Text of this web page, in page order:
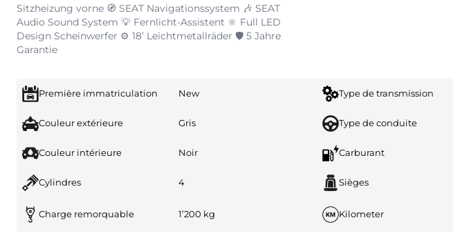
Sitzheizung vorne 🧭 SEAT Navigationssystem 🎶 SEAT
Audio Sound System 💡 Fernlicht-Assistent 🔆 Full LED
Design Scheinwerfer ⚙️ 18’ Leichtmetallräder 🛡️ 5 Jahre
Garantie
Première immatriculation New Type de transmission
Couleur extérieure Gris Type de conduite
Couleur intérieure Noir Carburant
Cylindres 4 Sièges
Charge remorquable 1’200 kg Kilometer